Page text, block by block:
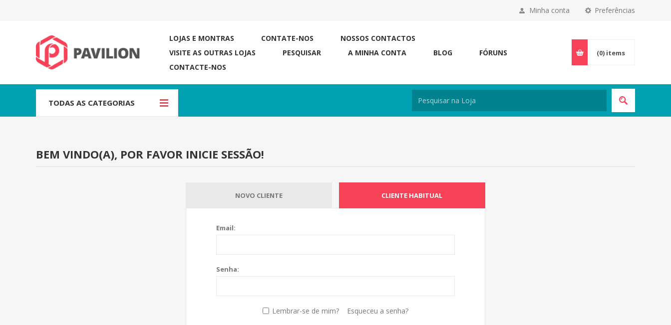
Preferências
Minha conta
LOJAS E MONTRAS CONTATE-NOS
NOSSOS CONTACTOS
VISITE AS OUTRAS LOJAS
PESQUISAR A MINHA CONTA BLOG
FÓRUNS
CONTACTE-NOS
(0) items
TODAS AS CATEGORIAS
BEM VINDO(A), POR FAVOR INICIE SESSÃO!
NOVO CLIENTE CLIENTE HABITUAL
Email:
Senha:
Lembrar-se de mim? Esqueceu a senha?